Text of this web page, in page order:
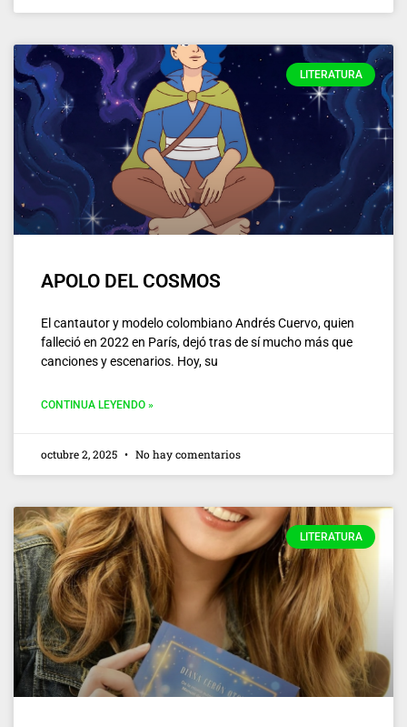
LITERATURA
APOLO DEL COSMOS
El cantautor y modelo colombiano Andrés Cuervo, quien
falleció en 2022 en París, dejó tras de sí mucho más que
canciones y escenarios. Hoy, su
CONTINUA LEYENDO »
octubre 2, 2025 No hay comentarios
LITERATURA